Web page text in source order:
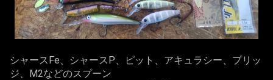
シャースFe、シャースP、ピット、アキュラシー、プリッ
ジ、M2などのスプーン